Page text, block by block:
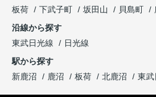
板荷
下武子町 坂田山 貝島町
沿線から探す
東武日光線
日光線
駅から探す
新鹿沼
鹿沼 板荷 北鹿沼 東武